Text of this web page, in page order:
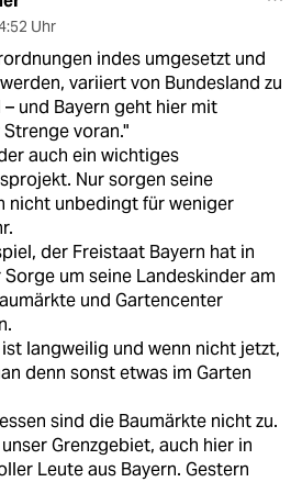
Uhr
indes umgesetzt und
variiert von Bundesland zu
– und Bayern geht hier mit
voran."
auch ein wichtiges
Nur sorgen seine
nicht unbedingt für weniger
der Freistaat Bayern hat in
um seine Landeskinder am
und Gartencenter
langweilig und wenn nicht jetzt,
denn sonst etwas im Garten
sind die Baumärkte nicht zu.
Grenzgebiet, auch hier in
Leute aus Bayern. Gestern